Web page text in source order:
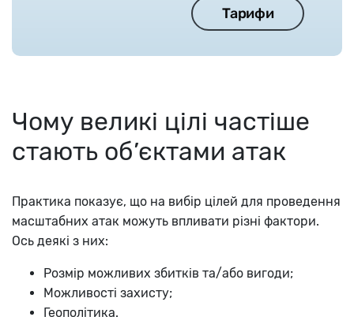
Тарифи
Чому великі цілі частіше
стають об’єктами атак
Практика показує, що на вибір цілей для проведення
масштабних атак можуть впливати різні фактори.
Ось деякі з них:
Розмір можливих збитків та/або вигоди;
Можливості захисту;
Геополітика.